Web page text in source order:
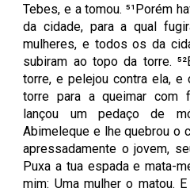
Tebes, e a tomou. ⁵¹Porém
da cidade, para a qual
mulheres, e todos os da
subiram ao topo da torre.
torre, e pelejou contra ela,
torre para a queimar com
lançou um pedaço de
Abimeleque e lhe quebrou o
apressadamente o jovem,
Puxa a tua espada e mata-
mim: Uma mulher o matou.